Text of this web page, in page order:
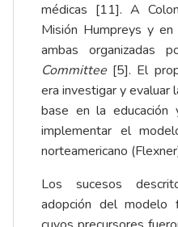
médicas [11]. A
Misión Humpreys y
ambas organizadas
Committee [5]. El
era investigar y evaluar
base en la educación
implementar el
norteamericano
Los sucesos
adopción del modelo